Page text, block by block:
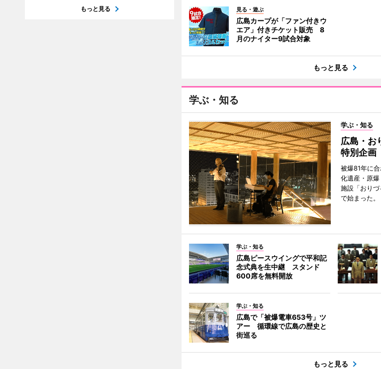
見る・遊ぶ
広島カープが「ファン付きウ
エア」付きチケット販売 8
月のナイター9試合対象
もっと見る
学ぶ・知る
学ぶ・知る
広島・お
特別企画
被爆81年に
化遺産・原
施設「おりづ
で始まった。
学ぶ・知る
広島ピースウイングで平和記
念式典を生中継 スタンド
600席を無料開放
学ぶ・知る
広島で「被爆電車653号」ツ
アー 循環線で広島の歴史と
街巡る
もっと見る
もっと見る